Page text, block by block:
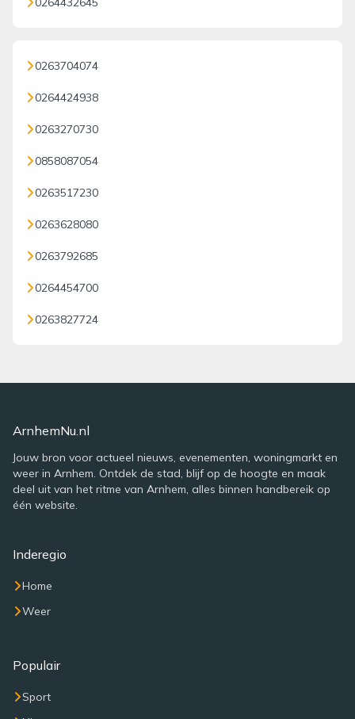
0263704074
0264424938
0263270730
0858087054
0263517230
0263628080
0263792685
0264454700
0263827724
ArnhemNu.nl
Jouw bron voor actueel nieuws, evenementen, woningmarkt en
weer in Arnhem. Ontdek de stad, blijf op de hoogte en maak
deel uit van het ritme van Arnhem, alles binnen handbereik op
één website.
Inderegio
Home
Weer
Populair
Sport